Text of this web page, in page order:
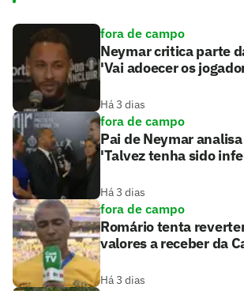
fora de campo
Neymar critica parte
'Vai adoecer os
Há 3 dias
fora de campo
Pai de Neymar
'Talvez tenha sido
Há 3 dias
fora de campo
Romário tenta
valores a receber da
Há 3 dias